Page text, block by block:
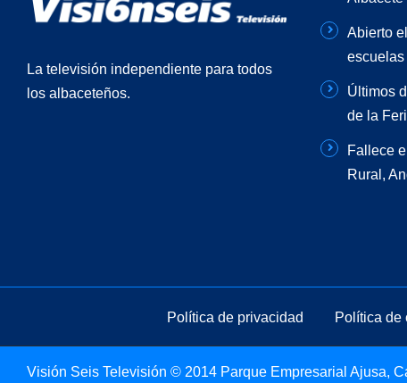
La televisión independiente para todos
los albaceteños.
Abierto
Últimos
de la
Fallece
Rural,
Política de privacidad Política de
Visión Seis Televisión © 2014 Parque Empresarial Ajusa,